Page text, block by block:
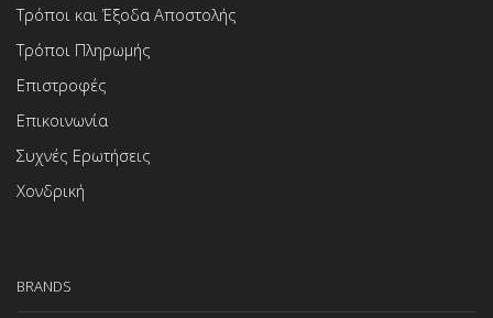
Τρόποι και Έξοδα Αποστολής
Τρόποι Πληρωμής
Επιστροφές
Επικοινωνία
Συχνές Ερωτήσεις
Χονδρική
BRANDS